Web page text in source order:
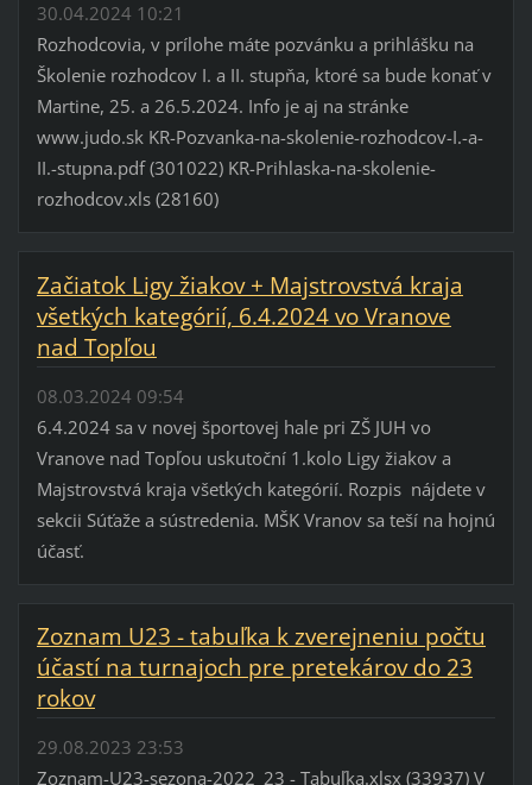
30.04.2024 10:21
Rozhodcovia, v prílohe máte pozvánku a prihlášku na
Školenie rozhodcov I. a II. stupňa, ktoré sa bude konať v
Martine, 25. a 26.5.2024. Info je aj na stránke
www.judo.sk KR-Pozvanka-na-skolenie-rozhodcov-I.-a-
II.-stupna.pdf (301022) KR-Prihlaska-na-skolenie-
rozhodcov.xls (28160)
Začiatok Ligy žiakov + Majstrovstvá kraja
všetkých kategórií, 6.4.2024 vo Vranove
nad Topľou
08.03.2024 09:54
6.4.2024 sa v novej športovej hale pri ZŠ JUH vo
Vranove nad Topľou uskutoční 1.kolo Ligy žiakov a
Majstrovstvá kraja všetkých kategórií. Rozpis nájdete v
sekcii Súťaže a sústredenia. MŠK Vranov sa teší na hojnú
účasť.
Zoznam U23 - tabuľka k zverejneniu počtu
účastí na turnajoch pre pretekárov do 23
rokov
29.08.2023 23:53
Zoznam-U23-sezona-2022_23 - Tabuľka.xlsx (33937) V